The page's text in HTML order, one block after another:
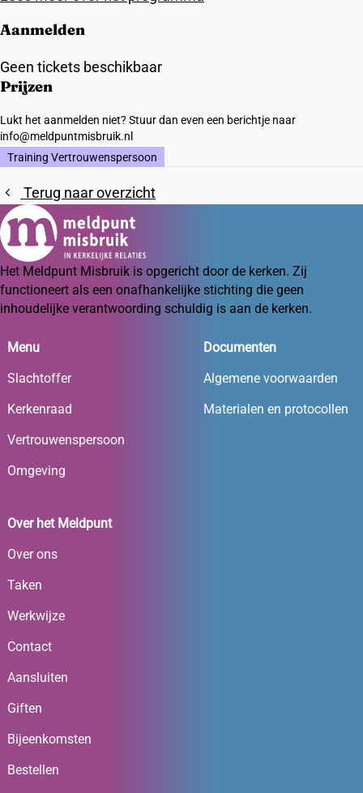
Aanmelden
Geen tickets beschikbaar
Prijzen
Lukt het aanmelden niet? Stuur dan even een berichtje naar
info@meldpuntmisbruik.nl
Training Vertrouwenspersoon
Terug naar overzicht
Het Meldpunt Misbruik is opgericht door de kerken. Zij
functioneert als een onafhankelijke stichting die geen
inhoudelijke verantwoording schuldig is aan de kerken.
Menu
Slachtoffer
Kerkenraad
Vertrouwenspersoon
Omgeving
Documenten
Algemene voorwaarden
Materialen en protocollen
Over het Meldpunt
Over ons
Taken
Werkwijze
Contact
Aansluiten
Giften
Bijeenkomsten
Bestellen